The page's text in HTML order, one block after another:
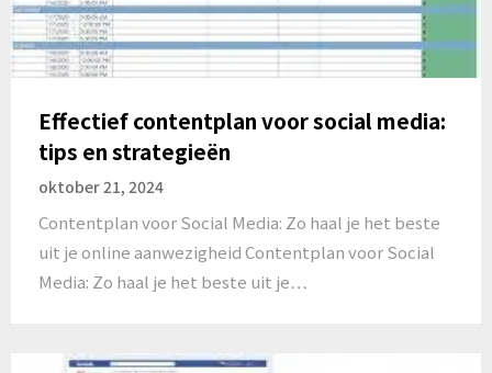
Effectief contentplan voor social media:
tips en strategieën
oktober 21, 2024
Contentplan voor Social Media: Zo haal je het beste
uit je online aanwezigheid Contentplan voor Social
Media: Zo haal je het beste uit je…